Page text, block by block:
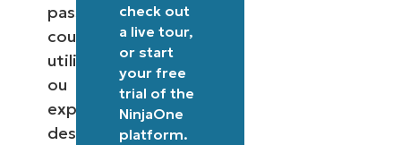
passe
couramment
utilisés
ou
exploiter
des
check out
a live tour,
orstart
your free
trial of the
NinjaOne
platform.